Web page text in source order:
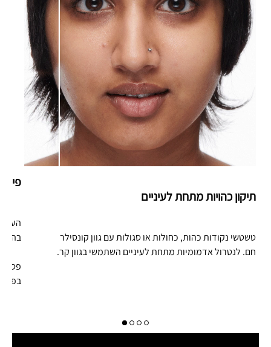
פסלי
בפנים
תיקון כהויות מתחת לעיניים
טשטשי נקודות כהות, כחולות או סגולות עם גוון קונסילר
חם. לנטרול אדמומיות מתחת לעיניים השתמשי בגוון קר.